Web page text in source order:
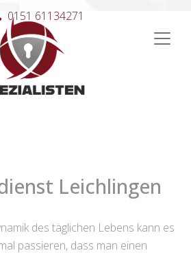
0151 61134271
Leichlingen
des täglichen Lebens kann es
passieren, dass man einen